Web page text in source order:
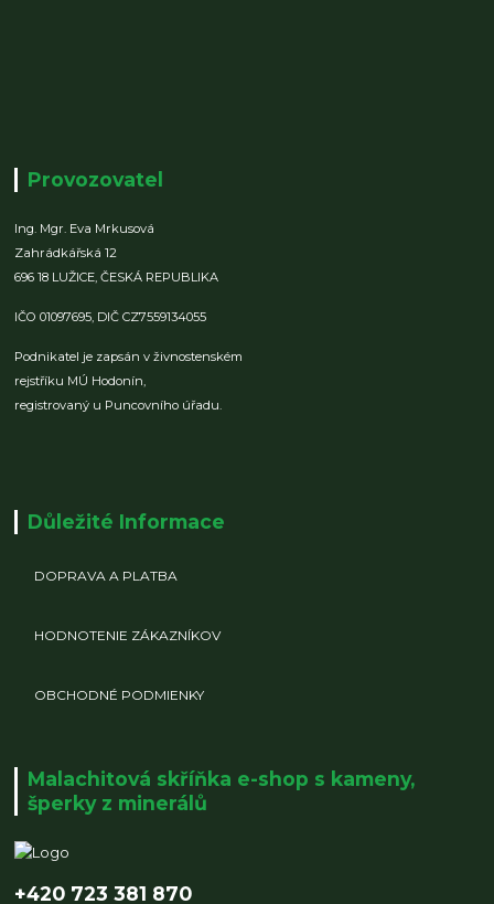
Provozovatel
Ing. Mgr. Eva Mrkusová
Zahrádkářská 12
696 18 LUŽICE,ČESKÁ REPUBLIKA
IČO 01097695, DIČ CZ7559134055
Podnikatel je zapsán v živnostenském
rejstříku MÚ Hodonín,
registrovaný u Puncovního úřadu.
Důležité Informace
DOPRAVA A PLATBA
HODNOTENIE ZÁKAZNÍKOV
OBCHODNÉ PODMIENKY
Malachitová skříňka e-shop s kameny,
šperky z minerálů
+420 723 381 870